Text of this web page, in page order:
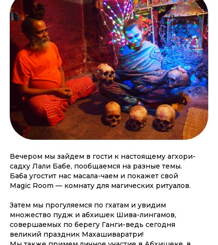
Вечером мы зайдем в гости к настоящему агхори-
садху Лали Бабе, пообщаемся на разные темы.
Баба угостит нас масала-чаем и покажет свой
Magic Room — комнату для магических ритуалов.
Затем мы прогуляемся по гхатам и увидим
множество пудж и абхишек Шива-лингамов,
совершаемых по берегу Ганги-ведь сегодня
великий праздник Махашиваратри!